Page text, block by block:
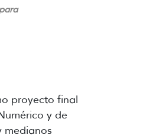
proyecto final
y de
medianos